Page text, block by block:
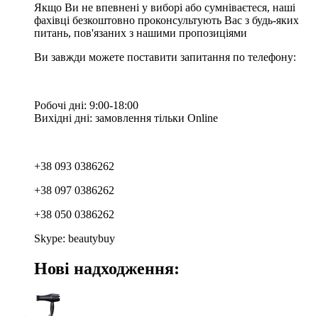
Якщо Ви не впевнені у виборі або сумніваєтеся, наші
фахівці безкоштовно проконсультують Вас з будь-яких
питань, пов'язаних з нашими пропозиціями
Ви завжди можете поставити запитання по телефону:
Робочі дні: 9:00-18:00
Вихідні дні: замовлення тільки Online
+38 093 0386262
+38 097 0386262
+38 050 0386262
Skype: beautybuy
Нові надходження: